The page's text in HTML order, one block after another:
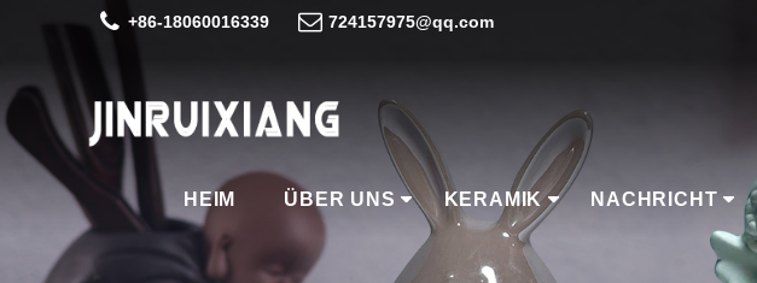
+86-18060016339 724157975@qq.com
HEIM ÜBER UNS KERAMIK NACHRICHT